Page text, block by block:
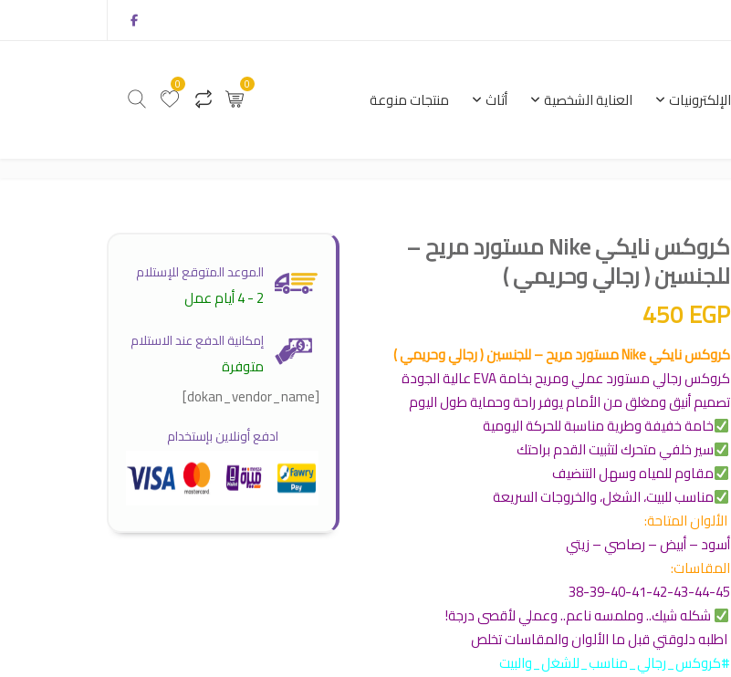
الإلكترونيات العناية الشخصية أثاث منتجات منوعة
0
0
0
0
كروكس نايكي Nike مستورد مريح –
للجنسين ( رجالي وحريمي )
450EGP
كروكس نايكي Nike مستورد مريح – للجنسين ( رجالي وحريمي )
كروكس رجالي مستورد عملي ومريح بخامة EVA عالية الجودة
تصميم أنيق ومغلق من الأمام يوفر راحة وحماية طول اليوم
خامة خفيفة وطرية مناسبة للحركة اليومية
سير خلفي متحرك لتثبيت القدم براحتك
مقاوم للمياه وسهل التنضيف
مناسب للبيت، الشغل، والخروجات السريعة
الألوان المتاحة:
أسود – أبيض – رصاصي – زيتي
المقاسات:
38-39-40-41-42-43-44-45
شكله شيك.. وملمسه ناعم.. وعملي لأقصى درجة!
اطلبه دلوقتي قبل ما الألوان والمقاسات تخلص
#كروكس_رجالي_مناسب_للشغل_والبيت
الموعد المتوقع للإستلام
2 - 4 أيام عمل
إمكانية الدفع عند الاستلام
متوفرة
[dokan_vendor_name]
ادفع أونلاين بإستخدام